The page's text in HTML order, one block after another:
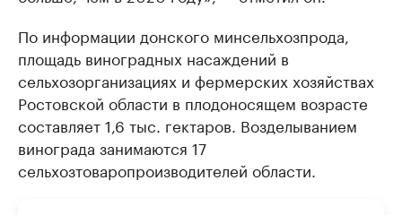
По информации донского минсельхозпрода,
площадь виноградных насаждений в
сельхозорганизациях и фермерских хозяйствах
Ростовской области в плодоносящем возрасте
составляет 1,6 тыс. гектаров. Возделыванием
винограда занимаются 17
сельхозтоваропроизводителей области.